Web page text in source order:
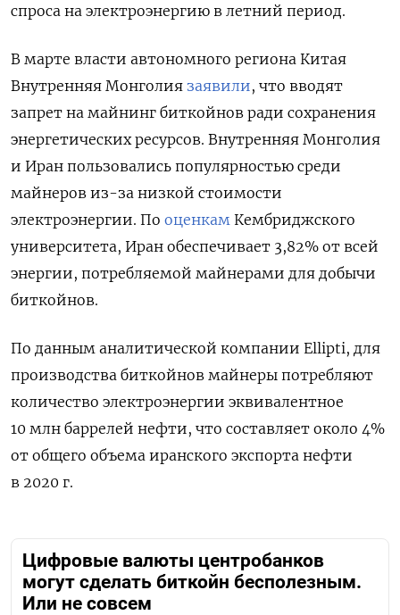
спроса на электроэнергию в летний период.
В марте власти автономного региона Китая
Внутренняя Монголия заявили, что вводят
запрет на майнинг биткойнов ради сохранения
энергетических ресурсов. Внутренняя Монголия
и Иран пользовались популярностью среди
майнеров из-за низкой стоимости
электроэнергии. По оценкам Кембриджского
университета, Иран обеспечивает 3,82% от всей
энергии, потребляемой майнерами для добычи
биткойнов.
По данным аналитической компании Ellipti, для
производства биткойнов майнеры потребляют
количество электроэнергии эквивалентное
10 млн баррелей нефти, что составляет около 4%
от общего объема иранского экспорта нефти
в 2020 г.
Цифровые валюты центробанков
могут сделать биткойн бесполезным.
Или не совсем